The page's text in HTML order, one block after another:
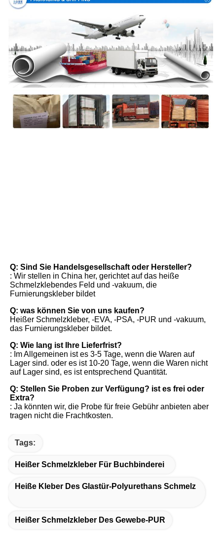
Q: Sind Sie Handelsgesellschaft oder Hersteller?
: Wir stellen in China her, gerichtet auf das heiße
Schmelzklebendes Feld und -vakuum, die
Furnierungskleber bildet
Q: was können Sie von uns kaufen?
Heißer Schmelzkleber, -EVA, -PSA, -PUR und -vakuum,
das Furnierungskleber bildet.
Q: Wie lang ist Ihre Lieferfrist?
: Im Allgemeinen ist es 3-5 Tage, wenn die Waren auf
Lager sind. oder es ist 10-20 Tage, wenn die Waren nicht
auf Lager sind, es ist entsprechend Quantität.
Q: Stellen Sie Proben zur Verfügung? ist es frei oder
Extra?
: Ja könnten wir, die Probe für freie Gebühr anbieten aber
tragen nicht die Frachtkosten.
Tags:
Heißer Schmelzkleber Für Buchbinderei
Heiße Kleber Des Glastür-Polyurethans Schmelz
Heißer Schmelzkleber Des Gewebe-PUR